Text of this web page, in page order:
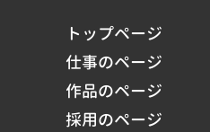
トップページ
仕事のページ
作品のページ
採用のページ